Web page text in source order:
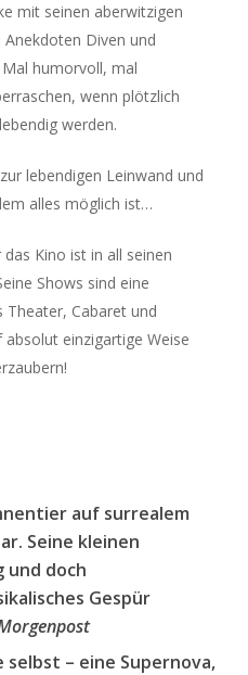
mit seinen aberwitzigen
Diven und
humorvoll, mal
wenn plötzlich
werden.
lebendigen Leinwand und
alles möglich ist…
Kino ist in all seinen
Shows sind eine
Theater, Cabaret und
einzigartige Weise
auf surrealem
Seine kleinen
und doch
Gespür
selbst – eine Supernova,